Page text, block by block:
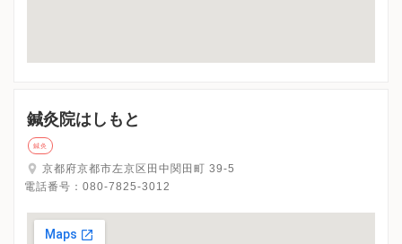
鍼灸院はしもと
鍼灸
京都府京都市左京区田中関田町 39-5
電話番号： 080-7825-3012